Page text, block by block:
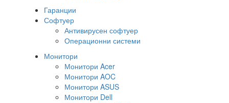
Гаранции
Софтуер
Антивирусен софтуер
Операционни системи
Монитори
Монитори Acer
Монитори AOC
Монитори ASUS
Монитори Dell